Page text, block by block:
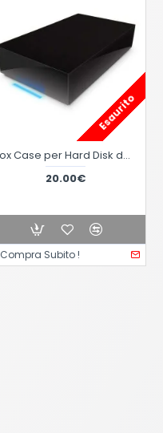
Esaurito
Box Case per Hard Disk da 3,5 Pollici SATA
20.00€
Compra Subito !